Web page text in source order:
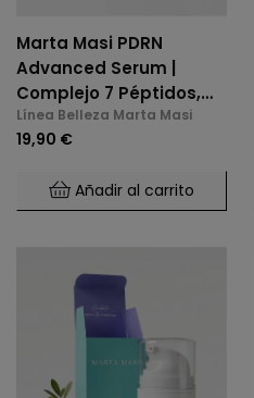
Marta Masi PDRN
Advanced Serum |
Complejo 7 Péptidos,
Niacinamida Y PDRN
Línea Belleza Marta Masi
19,90 €
Añadir al carrito